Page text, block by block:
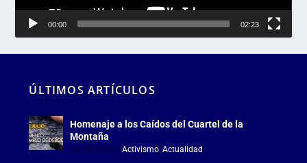
00:00 02:23
ÚLTIMOS ARTÍCULOS
Homenaje a los Caídos del Cuartel de la
Montaña
Jul 18, 2026 |Activismo,Actualidad